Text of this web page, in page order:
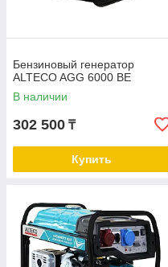
Бензиновый генератор
ALTECO AGG 6000 BE
В наличии
302 500 ₸
Купить